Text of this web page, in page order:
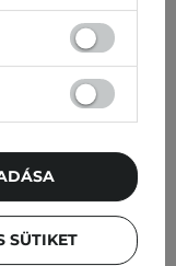
szakértői
–
SÜTIKET